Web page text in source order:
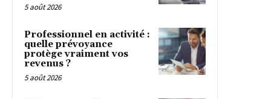
5 août 2026
Professionnel en activité :
quelle prévoyance
protège vraiment vos
revenus ?
5 août 2026